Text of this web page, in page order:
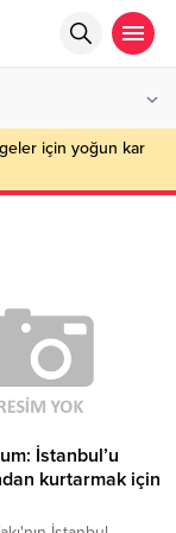
için yoğun kar
İstanbul’u
kurtarmak için